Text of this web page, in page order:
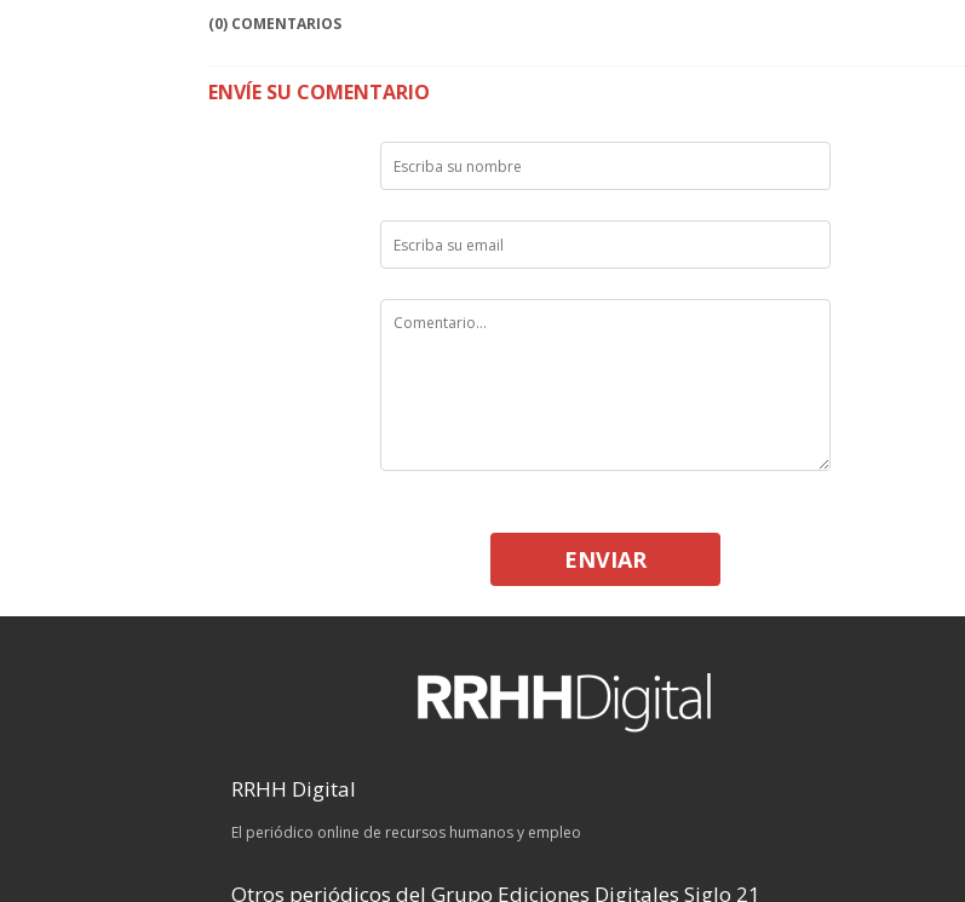
(0) COMENTARIOS
ENVÍE SU COMENTARIO
ENVIAR
RRHH Digital
El periódico online de recursos humanos y empleo
Otros periódicos del Grupo Ediciones Digitales Siglo 21